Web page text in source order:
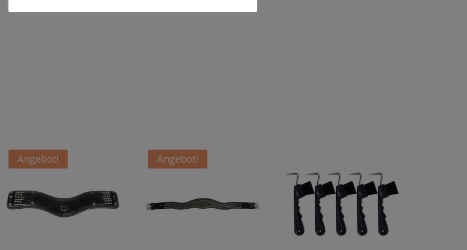
Angebot! Angebot!